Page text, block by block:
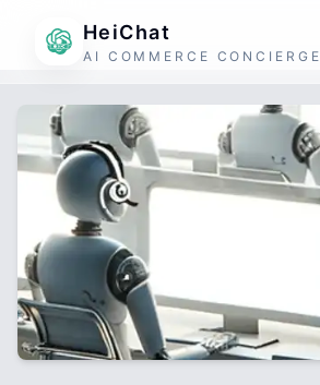
HeiChat
AI COMMERCE CONCIERGE